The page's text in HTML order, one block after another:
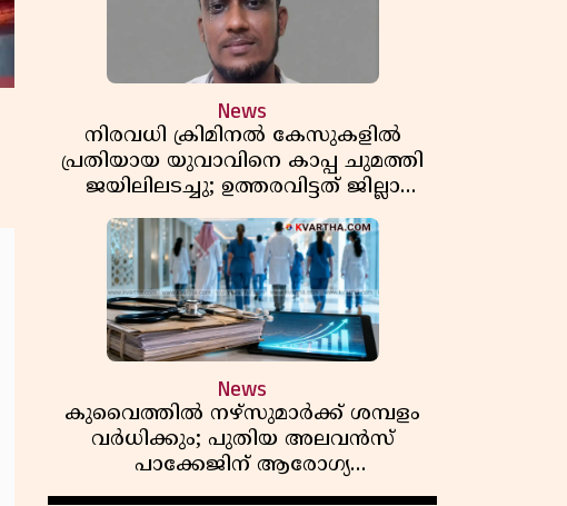
News
നിരവധി ക്രിമിനൽ കേസുകളിൽ
പ്രതിയായ യുവാവിനെ കാപ്പ ചുമത്തി
ജയിലിലടച്ചു; ഉത്തരവിട്ടത് ജില്ലാ
കളക്ടർ
News
കുവൈത്തിൽ നഴ്‌സുമാർക്ക് ശമ്പളം
വർധിക്കും; പുതിയ അലവൻസ്
പാക്കേജിന് ആരോഗ്യ
മന്ത്രാലയത്തിൻ്റെ അംഗീകാരം